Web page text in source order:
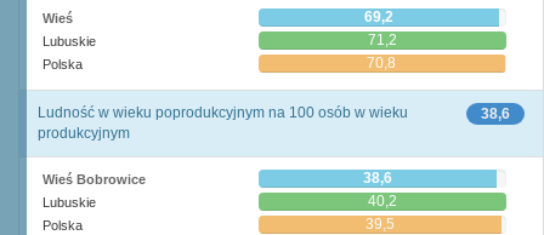
Wieś 69,2
Lubuskie 71,2
Polska 70,8
38,6
Ludność w wieku poprodukcyjnym na 100 osób w wieku
produkcyjnym
Wieś Bobrowice 38,6
Lubuskie 40,2
Polska 39,5